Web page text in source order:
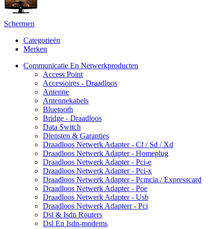
Schermen
Categorieën
Merken
Communicatie En Netwerkproducten
Access Point
Accessoires - Draadloos
Antenne
Antennekabels
Bluetooth
Bridge - Draadloos
Data Switch
Diensten & Garanties
Draadloos Netwerk Adapter - Cf / Sd / Xd
Draadloos Netwerk Adapter - Homeplug
Draadloos Netwerk Adapter - Pci-e
Draadloos Netwerk Adapter - Pci-x
Draadloos Netwerk Adapter - Pcmcia / Expresscard
Draadloos Netwerk Adapter - Poe
Draadloos Netwerk Adapter - Usb
Draadloos Netwerk Adapterr - Pci
Dsl & Isdn Routers
Dsl En Isdn-modems